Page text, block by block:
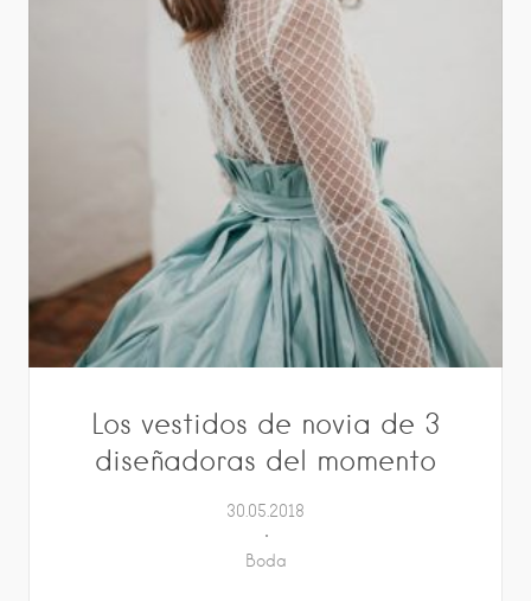
Los vestidos de novia de 3
diseñadoras del momento
30.05.2018
Boda